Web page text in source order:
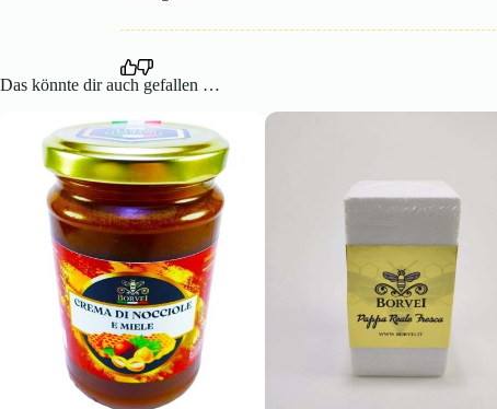
Das könnte dir auch gefallen …